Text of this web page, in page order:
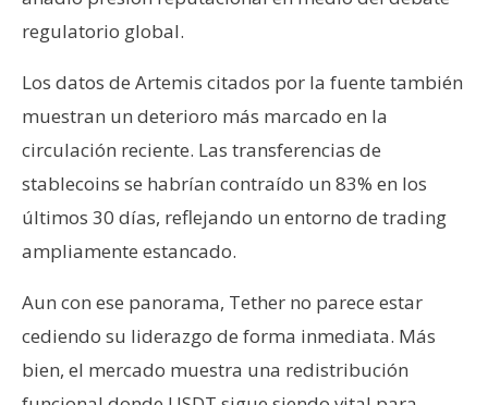
regulatorio global.
Los datos de Artemis citados por la fuente también
muestran un deterioro más marcado en la
circulación reciente. Las transferencias de
stablecoins se habrían contraído un 83% en los
últimos 30 días, reflejando un entorno de trading
ampliamente estancado.
Aun con ese panorama, Tether no parece estar
cediendo su liderazgo de forma inmediata. Más
bien, el mercado muestra una redistribución